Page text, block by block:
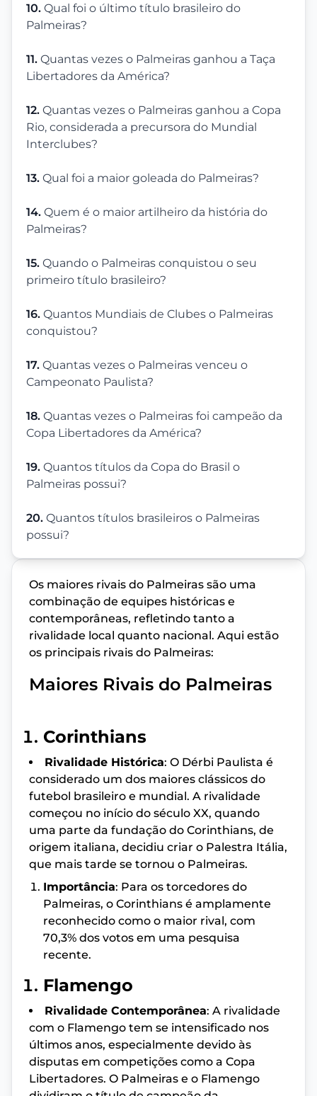
10. Qual foi o último título brasileiro do
Palmeiras?
11. Quantas vezes o Palmeiras ganhou a Taça
Libertadores da América?
12. Quantas vezes o Palmeiras ganhou a Copa
Rio, considerada a precursora do Mundial
Interclubes?
13. Qual foi a maior goleada do Palmeiras?
14. Quem é o maior artilheiro da história do
Palmeiras?
15. Quando o Palmeiras conquistou o seu
primeiro título brasileiro?
16. Quantos Mundiais de Clubes o Palmeiras
conquistou?
17. Quantas vezes o Palmeiras venceu o
Campeonato Paulista?
18. Quantas vezes o Palmeiras foi campeão da
Copa Libertadores da América?
19. Quantos títulos da Copa do Brasil o
Palmeiras possui?
20. Quantos títulos brasileiros o Palmeiras
possui?
Os maiores rivais do Palmeiras são uma
combinação de equipes históricas e
contemporâneas, refletindo tanto a
rivalidade local quanto nacional. Aqui estão
os principais rivais do Palmeiras:
Maiores Rivais do Palmeiras
Corinthians
Rivalidade Histórica: O Dérbi Paulista é
considerado um dos maiores clássicos do
futebol brasileiro e mundial. A rivalidade
começou no início do século XX, quando
uma parte da fundação do Corinthians, de
origem italiana, decidiu criar o Palestra Itália,
que mais tarde se tornou o Palmeiras.
Importância: Para os torcedores do
Palmeiras, o Corinthians é amplamente
reconhecido como o maior rival, com
70,3% dos votos em uma pesquisa
recente.
Flamengo
Rivalidade Contemporânea: A rivalidade
com o Flamengo tem se intensificado nos
últimos anos, especialmente devido às
disputas em competições como a Copa
Libertadores. O Palmeiras e o Flamengo